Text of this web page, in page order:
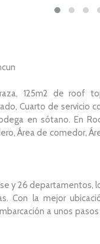
125m2 de roof
Cuarto de servicio
en sótano. En
Área de comedor,
y 26 departamentos,
Con la mejor
a unos